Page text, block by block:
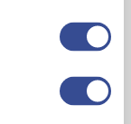
og har